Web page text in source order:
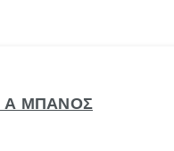
Α ΜΠΑΝΟΣ